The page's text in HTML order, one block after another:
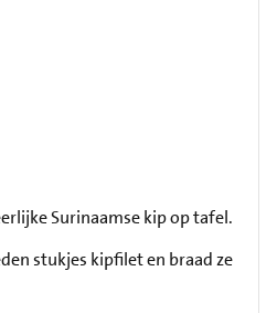
Surinaamse kip op tafel.
stukjes kipfilet en braad ze